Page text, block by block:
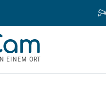
EINEM ORT